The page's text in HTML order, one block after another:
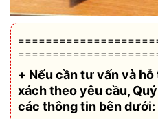
+ Nếu cần tư vấn và hỗ
xách theo yêu cầu,
các thông tin bên dưới: